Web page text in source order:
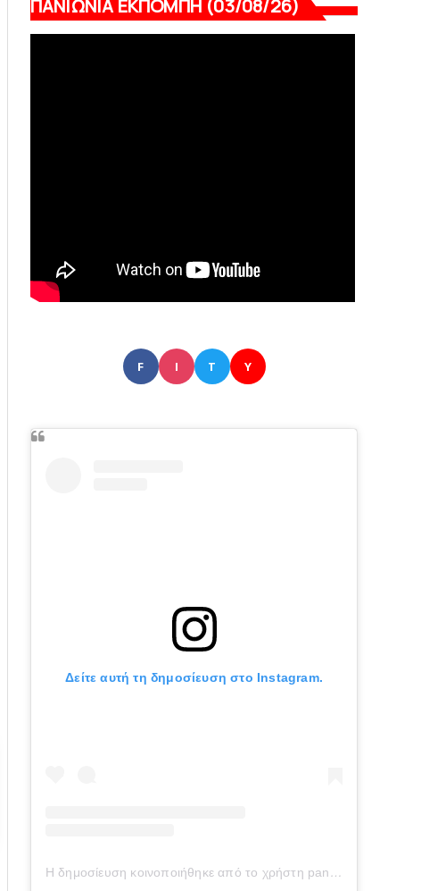
ΠΑΝΙΩΝΙΑ ΕΚΠΟΜΠΗ (03/08/26)
F I T Y
Δείτε αυτή τη δημοσίευση στο Instagram.
Η δημοσίευση κοινοποιήθηκε από το χρήστη panionianea.gr (@panionianea.gr)